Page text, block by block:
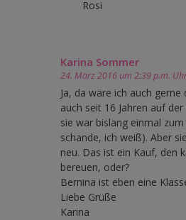
Rosi
Karina Sommer
24. März 2016 um 2:39 p.m.
Ja, da wäre ich auch
auch seit 16 Jahren auf
sie war bislang einmal
schande, ich weiß). Aber
neu. Das ist ein Kauf, den
bereuen, oder?
Bernina ist eben eine
Liebe Grüße
Karina